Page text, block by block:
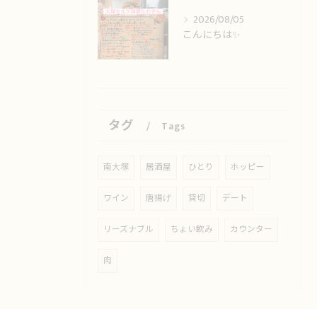
2026/08/05
こんにちは✨️
タグ Tags
南大塚 居酒屋 ひとり ホッピー
ワイン 唐揚げ 貸切 デート
リーズナブル ちょい飲み カウンター
肉